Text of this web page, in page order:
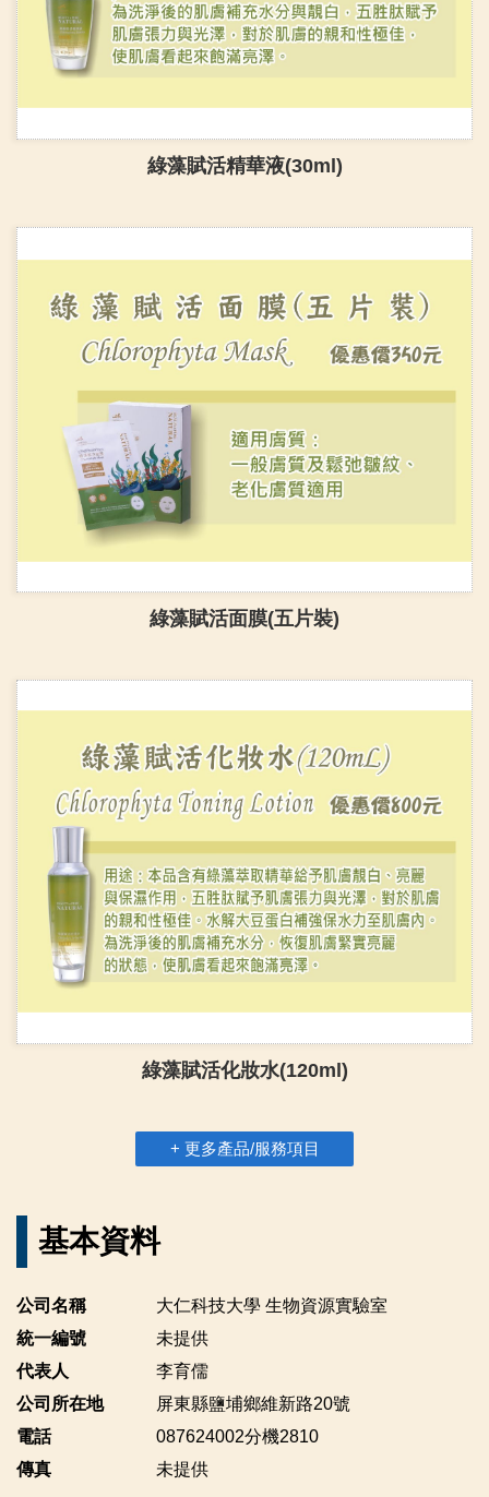
綠藻賦活精華液(30ml)
綠藻賦活面膜(五片裝)
綠藻賦活化妝水(120ml)
+ 更多產品/服務項目
基本資料
公司名稱
大仁科技大學 生物資源實驗室
統一編號
未提供
代表人
李育儒
公司所在地
屏東縣鹽埔鄉維新路20號
電話
087624002分機2810
傳真
未提供